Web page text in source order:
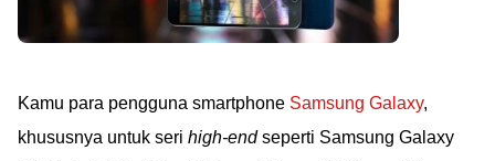
Kamu para pengguna smartphone Samsung Galaxy,
khususnya untuk seri high-endseperti Samsung Galaxy